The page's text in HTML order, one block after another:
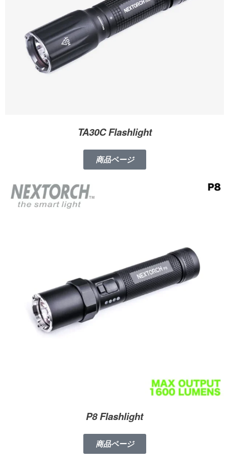
TA30C Flashlight
商品ページ
P8 Flashlight
商品ページ